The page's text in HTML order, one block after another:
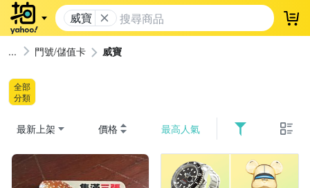
威寶 登
門號/儲值卡 威寶
全部
分類
最新上架 價格 最高人氣